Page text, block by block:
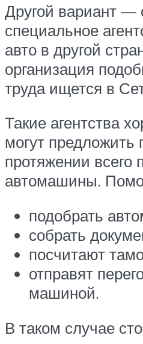
Другой вариант —
специальное
авто в другой
организация
труда ищется в
Такие агентства
могут
протяжении всего
автомашины.
подобрать
собрать
посчитают
отправят
машиной.
В таком случае